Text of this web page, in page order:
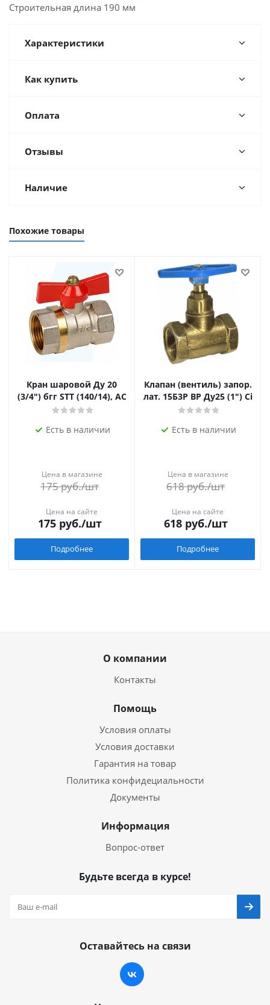
Строительная длина 190 мм
Характеристики
Как купить
Оплата
Отзывы
Наличие
Похожие товары
Кран шаровой Ду 20
(3/4") бгг STT (140/14), AC
Есть в наличии
Цена в магазине
175руб./шт
Цена на сайте
175руб./шт
Подробнее
Клапан (вентиль) запор.
лат. 15Б3Р ВР Ду25 (1") Ci
Есть в наличии
Цена в магазине
618руб./шт
Цена на сайте
618руб./шт
Подробнее
О компании
Контакты
Помощь
Условия оплаты
Условия доставки
Гарантия на товар
Политика конфидециальности
Документы
Информация
Вопрос-ответ
Будьте всегда в курсе!
Оставайтесь на связи